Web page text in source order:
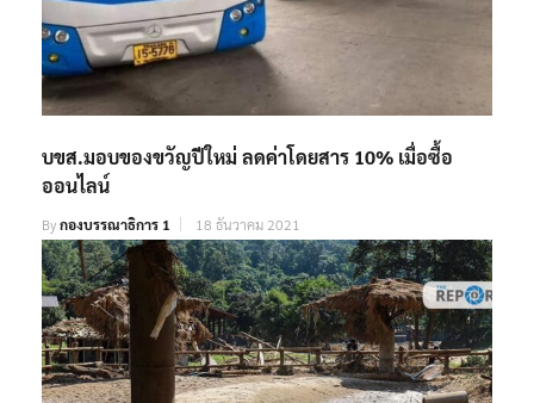
บขส.มอบของขวัญปีใหม่ ลดค่าโดยสาร 10% เมื่อซื้อ
ออนไลน์
Byกองบรรณาธิการ 1 18 ธันวาคม 2021